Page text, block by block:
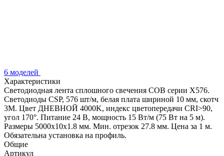
6 моделей
Характеристики
Светодиодная лента сплошного свечения COB серии X576.
Светодиоды CSP, 576 шт/м, белая плата шириной 10 мм, скотч
3M. Цвет ДНЕВНОЙ 4000K, индекс цветопередачи CRI>90,
угол 170°. Питание 24 В, мощность 15 Вт/м (75 Вт на 5 м).
Размеры 5000x10x1.8 мм. Мин. отрезок 27.8 мм. Цена за 1 м.
Обязательна установка на профиль.
Общие
Артикул